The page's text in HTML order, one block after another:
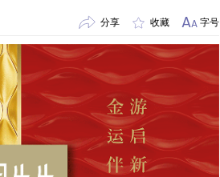
分享 收藏 AA字号